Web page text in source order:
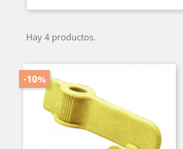
Hay 4 productos.
-10%